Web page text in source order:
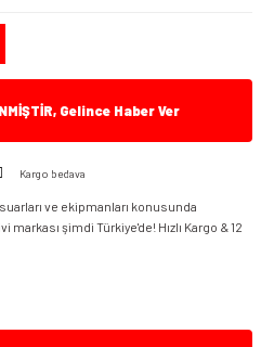
Gelince Haber Ver
Kargo bedava
ve ekipmanları konusunda
şimdi Türkiye'de! Hızlı Kargo & 12